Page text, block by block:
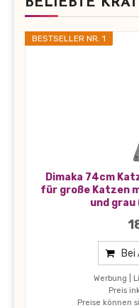
BESTSELLER NR. 1
Dimaka 74cm
für große Katzen
und
Werbung |
Preis
Preise können